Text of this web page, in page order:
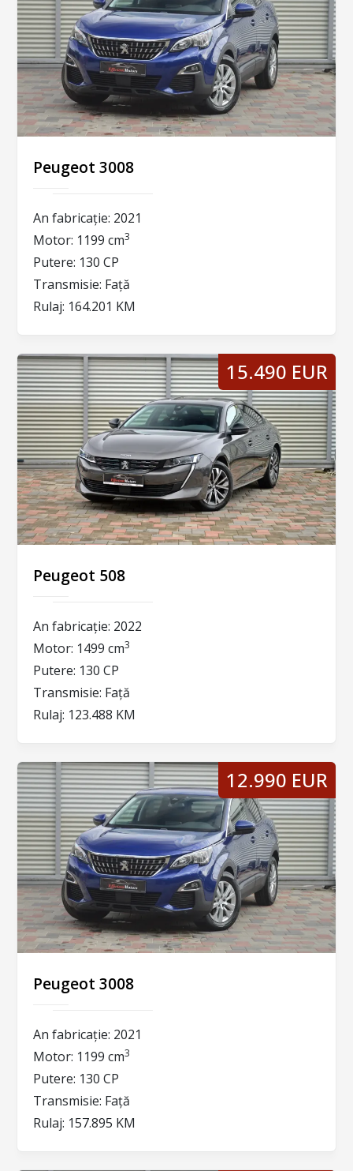
Peugeot 3008
An fabricație: 2021
Motor: 1199 cm3
Putere: 130 CP
Transmisie: Față
Rulaj: 164.201 KM
15.490 EUR
Peugeot 508
An fabricație: 2022
Motor: 1499 cm3
Putere: 130 CP
Transmisie: Față
Rulaj: 123.488 KM
12.990 EUR
Peugeot 3008
An fabricație: 2021
Motor: 1199 cm3
Putere: 130 CP
Transmisie: Față
Rulaj: 157.895 KM